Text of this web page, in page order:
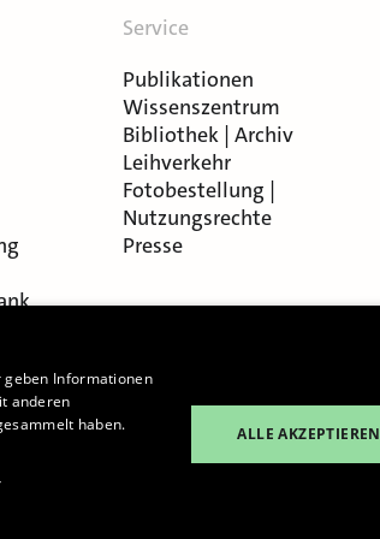
Service
Publikationen
Wissenszentrum
Bibliothek | Archiv
Leihverkehr
Fotobestellung |
Nutzungsrechte
Presse
geben Informationen
anderen
haben.
ALLE AKZEPTIEREN